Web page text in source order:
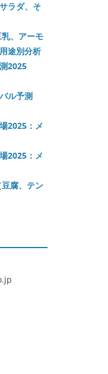
ラダ、そ
、アーモ
途別分析
2025
ル予測
2025：メ
2025：メ
腐、テン